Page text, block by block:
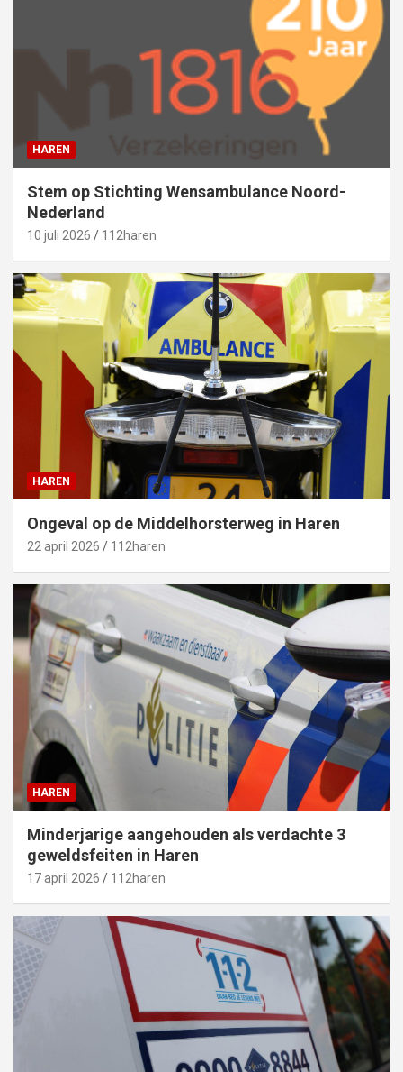
HAREN
Stem op Stichting Wensambulance Noord-
Nederland
10 juli 2026 112haren
HAREN
Ongeval op de Middelhorsterweg in Haren
22 april 2026 112haren
HAREN
Minderjarige aangehouden als verdachte 3
geweldsfeiten in Haren
17 april 2026 112haren